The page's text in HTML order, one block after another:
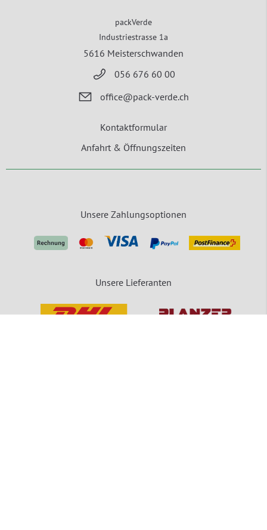
packVerde
Industriestrasse 1a
5616 Meisterschwanden
056 676 60 00
office@pack-verde.ch
Kontaktformular
Anfahrt & Öffnungszeiten
Unsere Zahlungsoptionen
Unsere Lieferanten